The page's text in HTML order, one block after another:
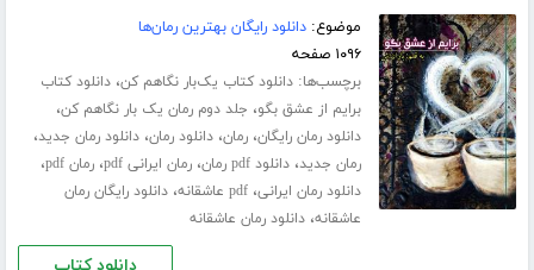
موضوع:دانلود رایگان بهترین رمان‌ها
۱۰۹۶ صفحه
برچسب‌ها:دانلود کتاب یک‌بار نگاهم کن،دانلود کتاب
برایم از عشق بگو، جلد دوم رمان یک بار نگاهم کن،
دانلود رمان رایگان،رمان،دانلود رمان،دانلود رمان جدید،
رمان جدید،دانلود pdf رمان ،رمان ایرانی pdf ،رمان pdf ،
دانلود رمان ایرانی،pdf عاشقانه ،دانلود رایگان رمان
عاشقانه،دانلود رمان عاشقانه